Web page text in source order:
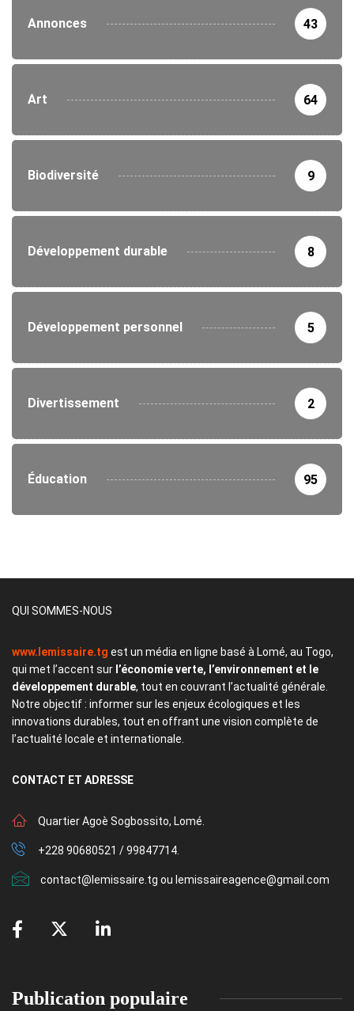
Annonces 43
Art 64
Biodiversité 9
Développement durable 8
Développement personnel 5
Divertissement 2
Éducation 95
QUI SOMMES-NOUS
www.lemissaire.tg est un média en ligne basé à Lomé, au Togo,
qui met l’accent sur l’économie verte, l’environnement et le
développement durable, tout en couvrant l’actualité générale.
Notre objectif : informer sur les enjeux écologiques et les
innovations durables, tout en offrant une vision complète de
l’actualité locale et internationale.
CONTACT ET ADRESSE
Quartier Agoè Sogbossito, Lomé.
+228 90680521 / 99847714.
contact@lemissaire.tg ou lemissaireagence@gmail.com
Publication populaire